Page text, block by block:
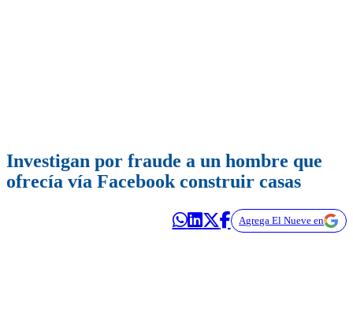
Investigan por fraude a un hombre que
ofrecía vía Facebook construir casas
Agrega El Nueve en